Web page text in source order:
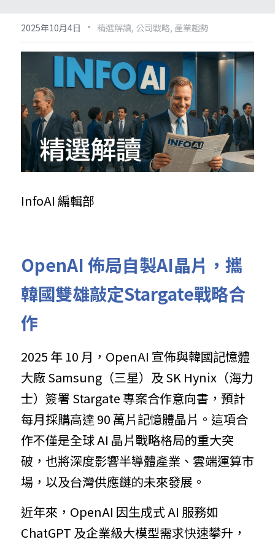
2025年10月4日 · 精選解讀, 公司戰略, 產業趨勢
InfoAI 編輯部
OpenAI 佈局自製AI晶片，攜
韓國雙雄敲定Stargate戰略合
作
2025 年 10 月，OpenAI 宣佈與韓國記憶體
大廠 Samsung（三星）及 SK Hynix（海力
士）簽署 Stargate 專案合作意向書，預計
每月採購高達 90 萬片記憶體晶片。這項合
作不僅是全球 AI 晶片戰略格局的重大突
破，也將深度影響半導體產業、雲端運算市
場，以及台灣供應鏈的未來發展。
近年來，OpenAI 因生成式 AI 服務如
ChatGPT 及企業級大模型需求快速攀升，